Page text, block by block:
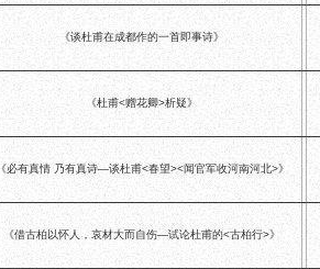
《谈杜甫在成都作的一首即事诗》
《杜甫<赠花卿>析疑》
《必有真情 乃有真诗—谈杜甫<春望><闻官军收河南河北>》
《借古柏以怀人，哀材大而自伤—试论杜甫的<古柏行>》